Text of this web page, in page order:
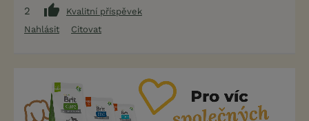
2
Kvalitní příspěvek
Nahlásit
Citovat